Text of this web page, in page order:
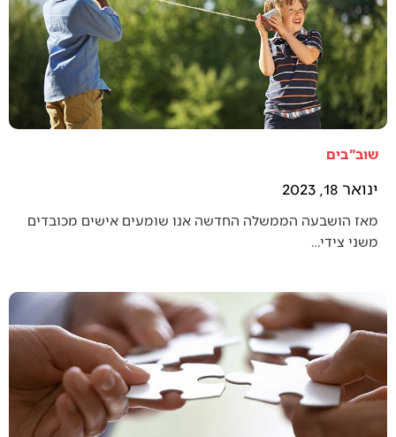
שוב"בים
ינואר 18, 2023
מאז הושבעה הממשלה החדשה אנו שומעים אישים מכובדים
משני צידי…